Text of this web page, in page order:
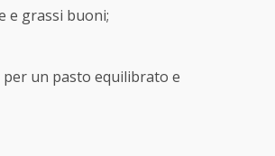
e grassi buoni;
per un pasto equilibrato e